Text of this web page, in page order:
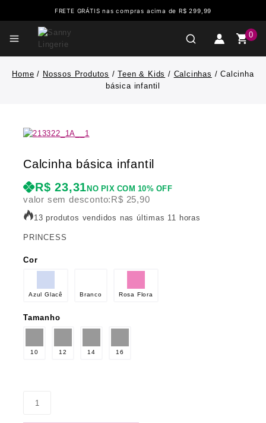
FRETE GRÁTIS nas compras acima de R$ 299,99
0
Home / Nossos Produtos / Teen & Kids / Calcinhas / Calcinha
básica infantil
Calcinha básica infantil
R$ 23,31NO PIX COM 10% OFF
valor sem desconto:R$ 25,90
13 produtos vendidos nas últimas 11 horas
PRINCESS
Cor
Azul Glacê Branco Rosa Flora
Tamanho
10 12 14 16